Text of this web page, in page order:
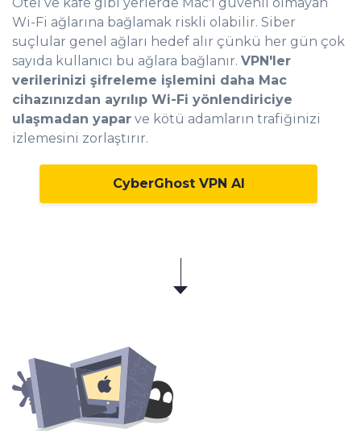
Wi-Fi ağlarına bağlamak riskli olabilir. Siber
suçlular genel ağları hedef alır çünkü her gün çok
sayıda kullanıcı bu ağlara bağlanır. VPN'ler
verilerinizi şifreleme işlemini daha Mac
cihazınızdan ayrılıp Wi-Fi yönlendiriciye
ulaşmadan yapar ve kötü adamların trafiğinizi
izlemesini zorlaştırır.
CyberGhost VPN Al